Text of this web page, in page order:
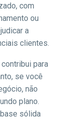
com
ou
a
clientes.
para
se você
não
plano.
sólida